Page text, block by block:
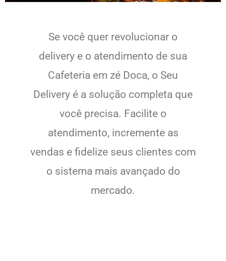
Se você quer revolucionar o
delivery e o atendimento de sua
Cafeteria em zé Doca, o Seu
Delivery é a solução completa que
você precisa. Facilite o
atendimento, incremente as
vendas e fidelize seus clientes com
o sistema mais avançado do
mercado.